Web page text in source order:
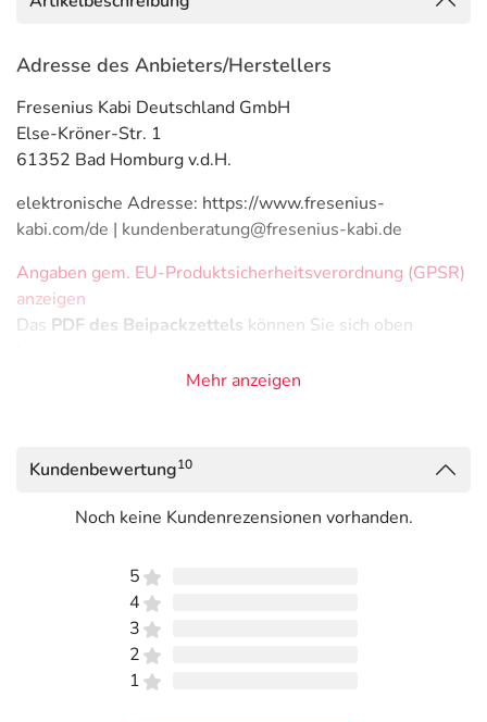
Adresse des Anbieters/Herstellers
Fresenius Kabi Deutschland GmbH
Else-Kröner-Str. 1
61352 Bad Homburg v.d.H.
elektronische Adresse: https://www.fresenius-
kabi.com/de | kundenberatung@fresenius-kabi.de
Angaben gem. EU-Produktsicherheitsverordnung (GPSR)
anzeigen
Das PDF des Beipackzettels können Sie sich oben
Mehr anzeigen
Kundenbewertung10
Noch keine Kundenrezensionen vorhanden.
5
4
3
2
1